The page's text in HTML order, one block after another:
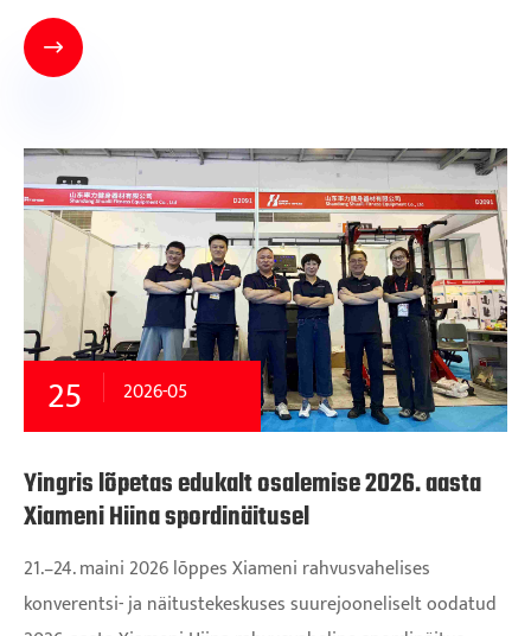

25 2026-05
Yingris lõpetas edukalt osalemise 2026. aasta
Xiameni Hiina spordinäitusel
21.–24. maini 2026 lõppes Xiameni rahvusvahelises
konverentsi- ja näitustekeskuses suurejooneliselt oodatud